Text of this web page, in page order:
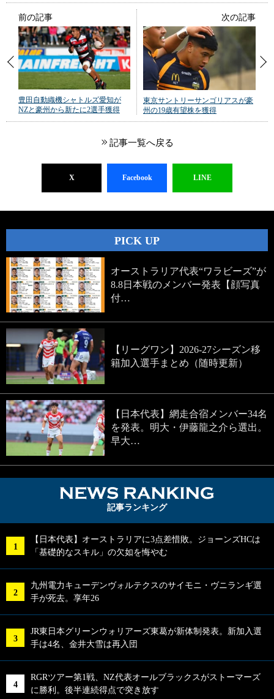
前の記事
豊田自動織機シャトルズ愛知が
NZと豪州から新たに2選手獲得
次の記事
東京サントリーサンゴリアスが豪
州の19歳有望株を獲得
記事一覧へ戻る
X Facebook LINE
PICK UP
オーストラリア代表“ワラビーズ”が
8.8日本戦のメンバー発表【顔写真
付…
【リーグワン】2026-27シーズン移
籍加入選手まとめ（随時更新）
【日本代表】網走合宿メンバー34名
を発表。明大・伊藤龍之介ら選出。
早大…
記事ランキング
【日本代表】オーストラリアに3点差惜敗。ジョーンズHCは
「基礎的なスキル」の欠如を悔やむ
九州電力キューデンヴォルテクスのサイモニ・ヴニランギ選
手が死去。享年26
JR東日本グリーンウォリアーズ東葛が新体制発表。新加入選
手は4名、金井大雪は再入団
RGRツアー第1戦、NZ代表オールブラックスがストーマーズ
に勝利。後半連続得点で突き放す